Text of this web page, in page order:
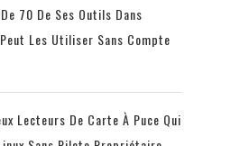
70 De Ses Outils Dans
Les Utiliser Sans Compte
Lecteurs De Carte À Puce Qui